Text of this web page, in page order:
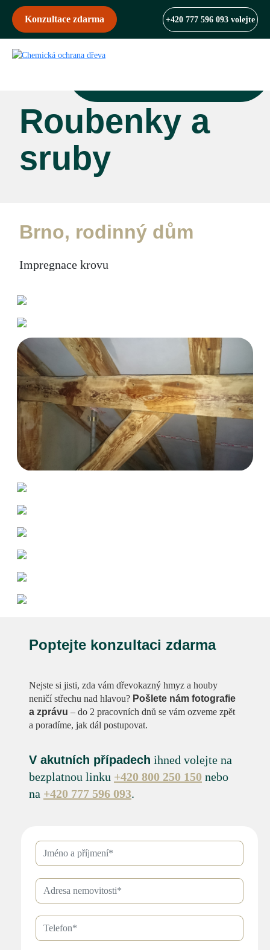
Konzultace zdarma +420 777 596 093 volejte
Roubenky a
sruby
Brno, rodinný dům
Impregnace krovu
Poptejte konzultaci zdarma
Nejste si jisti, zda vám dřevokazný hmyz a houby
neničí střechu nad hlavou? Pošlete nám fotografie
a zprávu – do 2 pracovních dnů se vám ozveme zpět
a poradíme, jak dál postupovat.
V akutních případech ihned volejte na
bezplatnou linku +420 800 250 150 nebo
na +420 777 596 093.